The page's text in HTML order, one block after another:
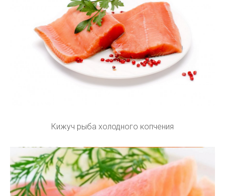
Кижуч рыба холодного копчения